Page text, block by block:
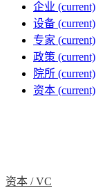
企业 (current)
设备 (current)
专家 (current)
政策 (current)
院所 (current)
资本 (current)
资本 /VC